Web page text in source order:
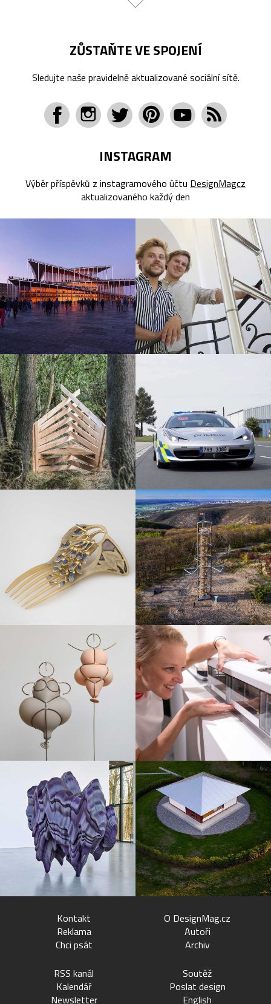
ZŮSTAŇTE VE SPOJENÍ
Sledujte naše pravidelně aktualizované sociální sítě.
INSTAGRAM
Výběr příspěvků z instagramového účtu DesignMagcz
aktualizovaného každý den
Kontakt
Reklama
Chci psát
O DesignMag.cz
Autoři
Archiv
RSS kanál
Kalendář
Newsletter
Soutěž
Poslat design
English